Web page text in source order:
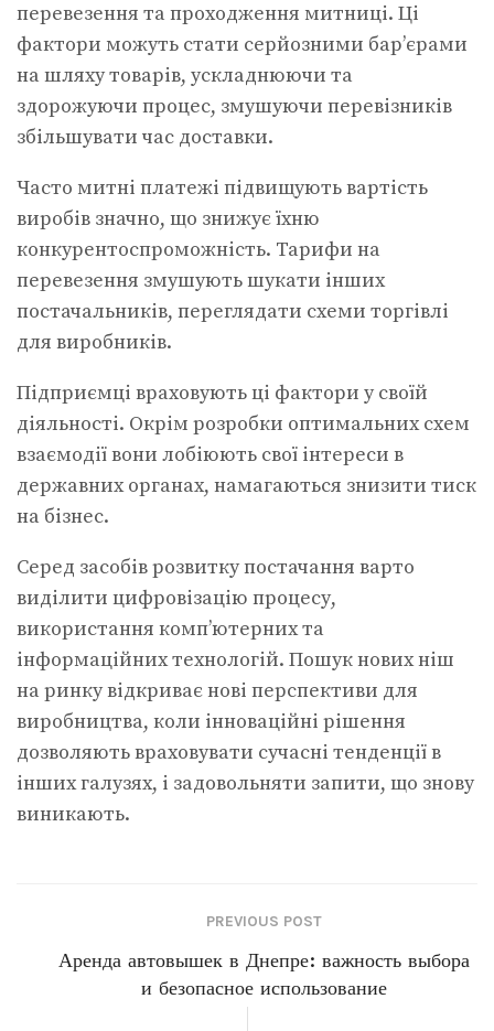
перевезення та проходження митниці. Ці
фактори можуть стати серйозними бар’єрами
на шляху товарів, ускладнюючи та
здорожуючи процес, змушуючи перевізників
збільшувати час доставки.
Часто митні платежі підвищують вартість
виробів значно, що знижує їхню
конкурентоспроможність. Тарифи на
перевезення змушують шукати інших
постачальників, переглядати схеми торгівлі
для виробників.
Підприємці враховують ці фактори у своїй
діяльності. Окрім розробки оптимальних схем
взаємодії вони лобіюють свої інтереси в
державних органах, намагаються знизити тиск
на бізнес.
Серед засобів розвитку постачання варто
виділити цифровізацію процесу,
використання комп’ютерних та
інформаційних технологій. Пошук нових ніш
на ринку відкриває нові перспективи для
виробництва, коли інноваційні рішення
дозволяють враховувати сучасні тенденції в
інших галузях, і задовольняти запити, що знову
виникають.
PREVIOUS POST
Аренда автовышек в Днепре: важность выбора
и безопасное использование